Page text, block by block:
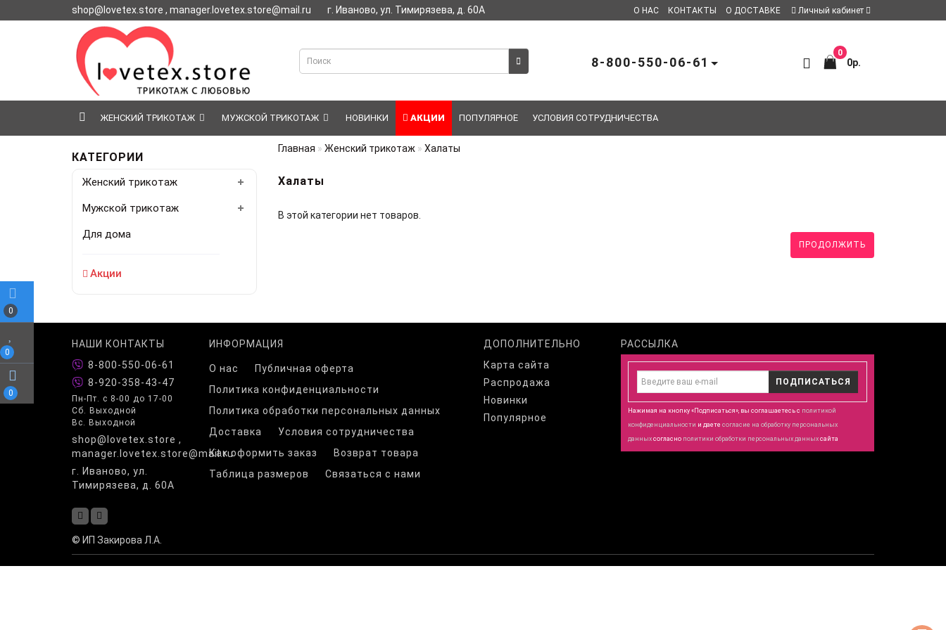
0
0
0
shop@lovetex.store , manager.lovetex.store@mail.ru г. Иваново, ул. Тимирязева, д. 60А О НАС КОНТАКТЫ О ДОСТАВКЕ Личный кабинет
0
0р.
8-800-550-06-61
ЖЕНСКИЙ ТРИКОТАЖ МУЖСКОЙ ТРИКОТАЖ НОВИНКИ АКЦИИ ПОПУЛЯРНОЕ УСЛОВИЯ СОТРУДНИЧЕСТВА
КАТЕГОРИИ
Женский трикотаж
Мужской трикотаж
Для дома
Акции
Главная Женский трикотаж Халаты
Халаты
В этой категории нет товаров.
ПРОДОЛЖИТЬ
НАШИ КОНТАКТЫ
8-800-550-06-61
8-920-358-43-47
Пн-Пт. с 8-00 до 17-00
Сб. Выходной
Вс. Выходной
shop@lovetex.store ,
manager.lovetex.store@mail.ru
г. Иваново, ул.
Тимирязева, д. 60А
ИНФОРМАЦИЯ
О нас
Публичная оферта
Политика конфиденциальности
Политика обработки персональных данных
Доставка
Условия сотрудничества
Как оформить заказ
Возврат товара
Таблица размеров
Связаться с нами
ДОПОЛНИТЕЛЬНО
Карта сайта
Распродажа
Новинки
Популярное
РАССЫЛКА
ПОДПИСАТЬСЯ
Нажимая на кнопку «Подписаться», вы соглашаетесь с политикой
конфиденциальности и даете согласие на обработку персональных
данных согласно политики обработки персональных данных сайта
© ИП Закирова Л.А.